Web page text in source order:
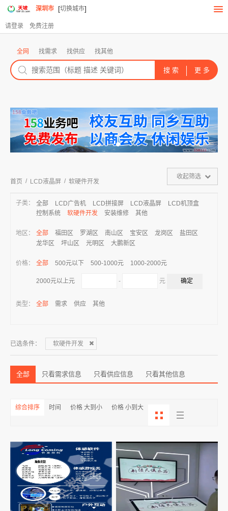
深圳市 [切换城市]
请登录 免费注册
全网 找需求 找供应 找其他
首页 / LCD液晶屏 / 软硬件开发
收起筛选
子类： 全部 LCD广告机 LCD拼接屏 LCD液晶屏
LCD机顶盒
控制系统
软硬件开发 安装维修 其他
地区： 全部 福田区 罗湖区 南山区 宝安区 龙岗区
盐田区
龙华区
坪山区 光明区 大鹏新区
价格： 全部 500元以下 500-1000元 1000-2000元
2000元以上元 - 元
类型： 全部 需求 供应 其他
已选条件： 软硬件开发
全部 只看需求信息 只看供应信息 只看其他信息
综合排序 时间 价格 大到小 价格 小到大